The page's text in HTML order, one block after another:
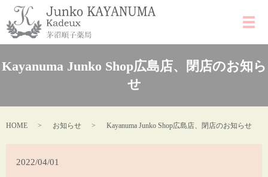
Kayanuma Junko Shop広島店、閉店のお知ら
せ
HOME お知らせ Kayanuma Junko Shop広島店、閉店のお知らせ
2022/04/01